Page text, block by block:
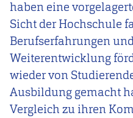
haben eine
Sicht der Hochschule
Berufserfahrungen
Weiterentwicklung
wieder von
Ausbildung gemacht
Vergleich zu ihren